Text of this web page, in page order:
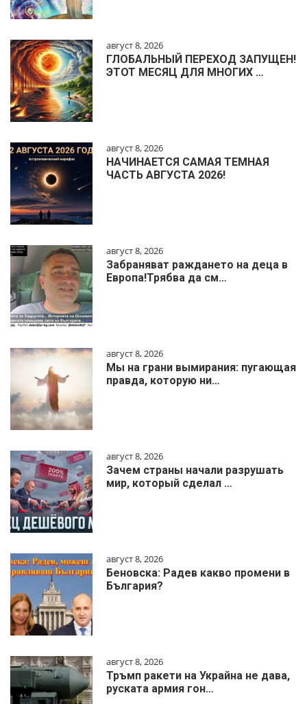
август 8, 2026
ГЛОБАЛЬНЫЙ ПЕРЕХОД ЗАПУЩЕН!
ЭТОТ МЕСЯЦ ДЛЯ МНОГИХ …
август 8, 2026
НАЧИНАЕТСЯ САМАЯ ТЕМНАЯ
ЧАСТЬ АВГУСТА 2026!
август 8, 2026
Забраняват раждането на деца в
Европа!Трябва да см…
август 8, 2026
Мы на грани вымирания: пугающая
правда, которую ни…
август 8, 2026
Зачем страны начали разрушать
мир, который сделал …
август 8, 2026
Беновска: Радев какво промени в
България?
август 8, 2026
Тръмп ракети на Украйна не дава,
руската армия гон…